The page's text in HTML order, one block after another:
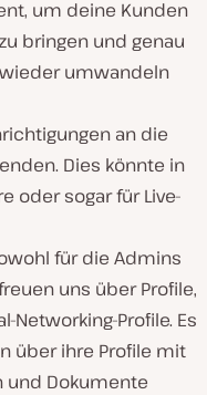
um deine Kunden
bringen und genau
umwandeln
an die
Dies könnte in
oder sogar für Live-
für die Admins
uns über Profile,
Networking-Profile. Es
über ihre Profile mit
Dokumente